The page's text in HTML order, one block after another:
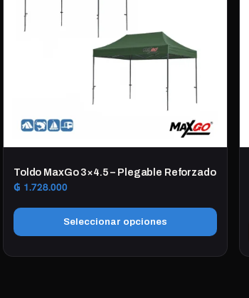
Toldo MaxGo 3×4.5 – Plegable Reforzado
₲ 1.728.000
Seleccionar opciones
Este